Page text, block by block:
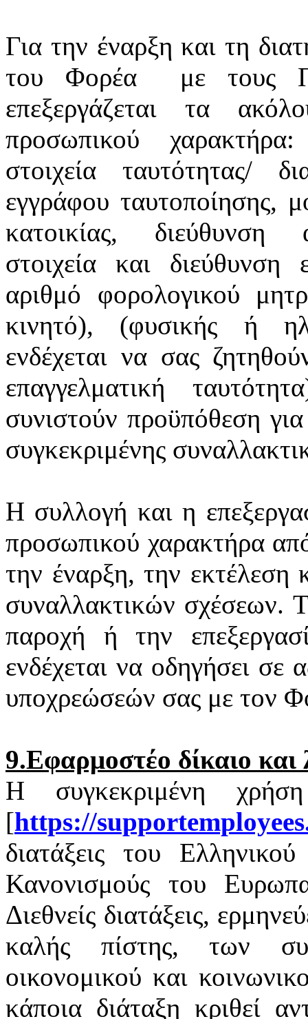
Για την έναρξη και τη
του Φορέα
με τους
επεξεργάζεται τα
προσωπικού
στοιχεία ταυτότητας/
εγγράφου ταυτοποίησης,
κατοικίας, διεύθυνση
στοιχεία και διεύθυνση
αριθμό φορολογικού
κινητό), (φυσικής ή
ενδέχεται να σας
επαγγελματική
συνιστούν προϋπόθεση
συγκεκριμένης
Η συλλογή και η
προσωπικού χαρακτήρα
την έναρξη, την εκτέλεση
συναλλακτικών σχέσεων.
παροχή ή την
ενδέχεται να οδηγήσει σε
υποχρεώσεών σας με τον
9.Εφαρμοστέο δίκαιο και
Η συγκεκριμένη
[https://supportemployees
διατάξεις του
Κανονισμούς του
Διεθνείς διατάξεις,
καλής πίστης, των
οικονομικού και
κάποια διάταξη κριθεί